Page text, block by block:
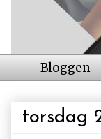
Bloggen
torsdag